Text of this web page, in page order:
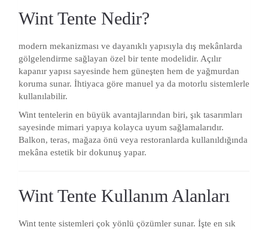
Wint Tente Nedir?
modern mekanizması ve dayanıklı yapısıyla dış mekânlarda
gölgelendirme sağlayan özel bir tente modelidir. Açılır
kapanır yapısı sayesinde hem güneşten hem de yağmurdan
koruma sunar. İhtiyaca göre manuel ya da motorlu sistemlerle
kullanılabilir.
Wint tentelerin en büyük avantajlarından biri, şık tasarımları
sayesinde mimari yapıya kolayca uyum sağlamalarıdır.
Balkon, teras, mağaza önü veya restoranlarda kullanıldığında
mekâna estetik bir dokunuş yapar.
Wint Tente Kullanım Alanları
Wint tente sistemleri çok yönlü çözümler sunar. İşte en sık